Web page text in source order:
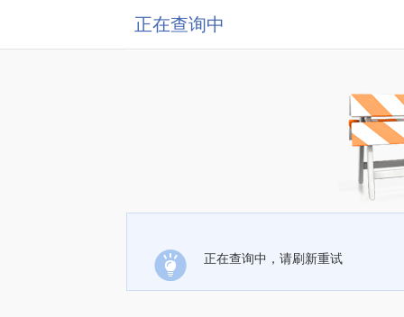
正在查询中
正在查询中，请刷新重试